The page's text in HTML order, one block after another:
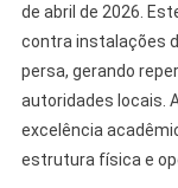
de abril de 2026.
contra instalações
persa, gerando
autoridades locais.
excelência
estrutura física e